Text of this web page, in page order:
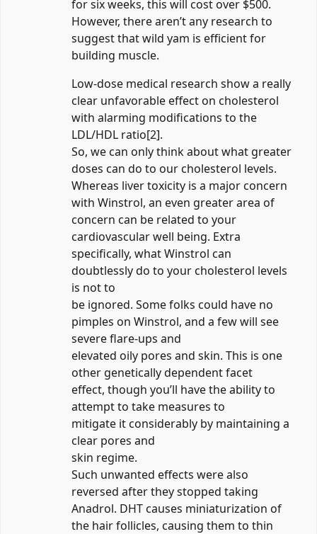
for six weeks, this will cost over $500.
However, there aren’t any research to
suggest that wild yam is efficient for
building muscle.
Low-dose medical research show a really
clear unfavorable effect on cholesterol
with alarming modifications to the
LDL/HDL ratio[2].
So, we can only think about what greater
doses can do to our cholesterol levels.
Whereas liver toxicity is a major concern
with Winstrol, an even greater area of
concern can be related to your
cardiovascular well being. Extra
specifically, what Winstrol can
doubtlessly do to your cholesterol levels
is not to
be ignored. Some folks could have no
pimples on Winstrol, and a few will see
severe flare-ups and
elevated oily pores and skin. This is one
other genetically dependent facet
effect, though you’ll have the ability to
attempt to take measures to
mitigate it considerably by maintaining a
clear pores and
skin regime.
Such unwanted effects were also
reversed after they stopped taking
Anadrol. DHT causes miniaturization of
the hair follicles, causing them to thin